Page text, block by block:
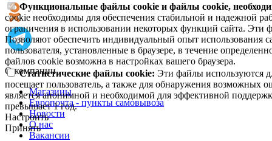
Функциональные файлы cookie и файлы cookie,
cookie необходимы для обеспечения стабильной и надежной
ограничения в использовании некоторых функций сайта. Эти
Позволяют обеспечить индивидуальный опыт использования
пользователя, установленные в браузере, в течение
файлов cookie возможна в настройках вашего браузера.
Статистические файлы cookie: Эти файлы используются
посещает пользователь, а также для обнаружения возможных
является анонимной и необходимой для эффективной
превышает 1 год.
Настроить
Принять
О компании
Магазины
Европочта - пункты самовывоза
Новости
О нас
Вакансии